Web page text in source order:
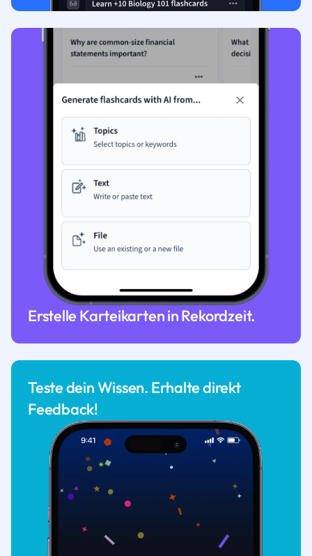
Erstelle Karteikarten in Rekordzeit.
Teste dein Wissen. Erhalte direkt
Feedback!